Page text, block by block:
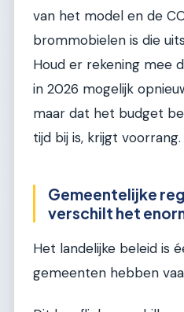
van het model en de
brommobielen is die
Houd er rekening mee
in 2026 mogelijk
maar dat het budget
tijd bij is, krijgt voorrang.
Gemeentelijke
verschilt het
Het landelijke beleid is
gemeenten hebben